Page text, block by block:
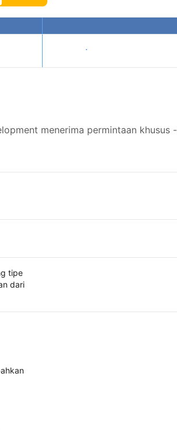
Tampilkan harga
menerima permintaan khusus -
tipe
dari